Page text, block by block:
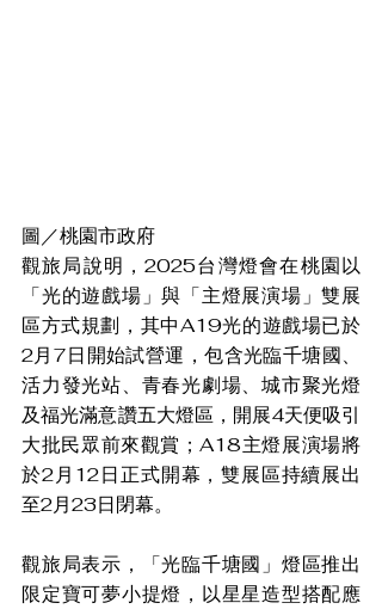
圖／桃園市政府
觀旅局說明，2025台灣燈會在桃園以
「光的遊戲場」與「主燈展演場」雙展
區方式規劃，其中A19光的遊戲場已於
2月7日開始試營運，包含光臨千塘國、
活力發光站、青春光劇場、城市聚光燈
及福光滿意讚五大燈區，開展4天便吸引
大批民眾前來觀賞；A18主燈展演場將
於2月12日正式開幕，雙展區持續展出
至2月23日閉幕。
觀旅局表示，「光臨千塘國」燈區推出
限定寶可夢小提燈，以星星造型搭配應